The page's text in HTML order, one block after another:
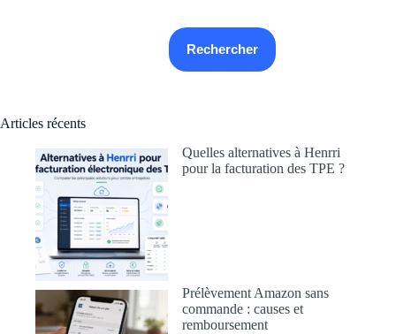
Rechercher
Articles récents
Quelles alternatives à Henrri
pour la facturation des TPE ?
Prélèvement Amazon sans
commande : causes et
remboursement